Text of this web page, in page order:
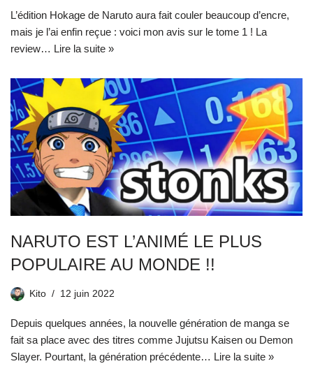
L’édition Hokage de Naruto aura fait couler beaucoup d’encre,
mais je l’ai enfin reçue : voici mon avis sur le tome 1 ! La
review… Lire la suite »
NARUTO EST L’ANIMÉ LE PLUS
POPULAIRE AU MONDE !!
Kito 12 juin 2022
Depuis quelques années, la nouvelle génération de manga se
fait sa place avec des titres comme Jujutsu Kaisen ou Demon
Slayer. Pourtant, la génération précédente… Lire la suite »